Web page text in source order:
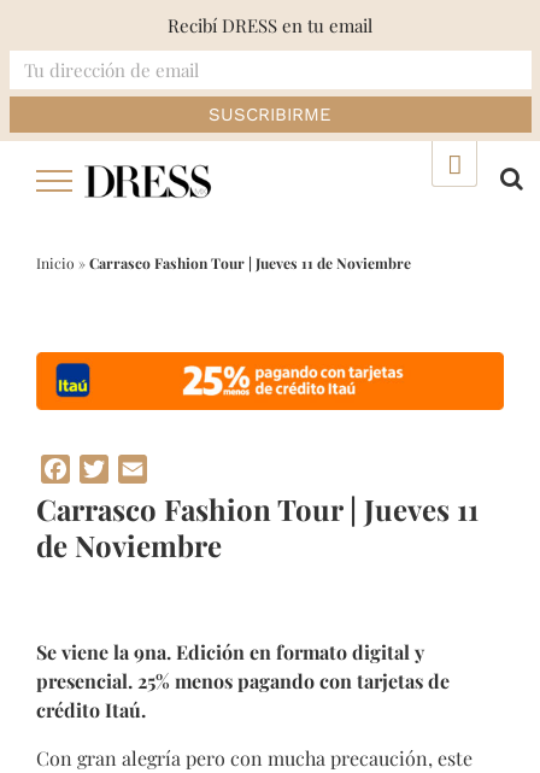
Inicio »Carrasco Fashion Tour | Jueves 11 de Noviembre
Facebook
Twitter
Carrasco Fashion Tour | Jueves 11
de Noviembre
Se viene la 9na. Edición en formato digital y
presencial. 25% menos pagando con tarjetas de
crédito Itaú.
Con gran alegría pero con mucha precaución, este
Recibí DRESS en tu email